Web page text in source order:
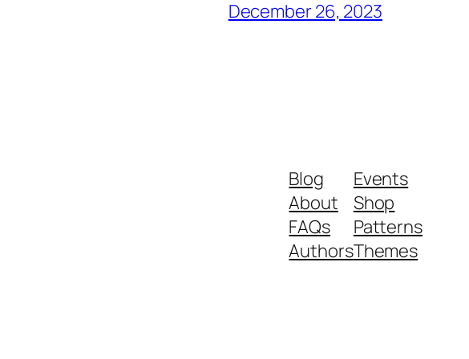
December 26, 2023
Blog
About
FAQs
Authors
Events
Shop
Patterns
Themes